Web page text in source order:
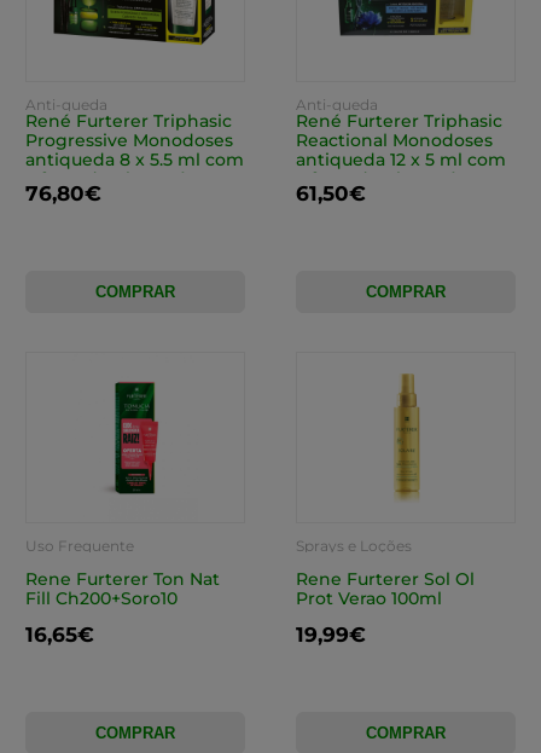
Anti-queda
René Furterer Triphasic
Progressive Monodoses
antiqueda 8 x 5.5 ml com
Oferta de Champô
complemento antiqueda
76,80€
COMPRAR
Anti-queda
René Furterer Triphasic
Reactional Monodoses
antiqueda 12 x 5 ml com
Oferta de Champô
complemento antiqueda
61,50€
COMPRAR
Uso Frequente
Rene Furterer Ton Nat
Fill Ch200+Soro10
16,65€
COMPRAR
Sprays e Loções
Rene Furterer Sol Ol
Prot Verao 100ml
19,99€
COMPRAR